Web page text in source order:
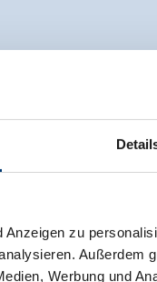
zu
Außerdem
Werbung und